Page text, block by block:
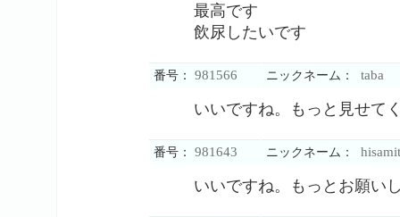
最高です
飲尿したいです
番号： 981566 ニックネーム： taba
いいですね。もっと見せて
番号： 981643 ニックネーム：
いいですね。もっとお願い